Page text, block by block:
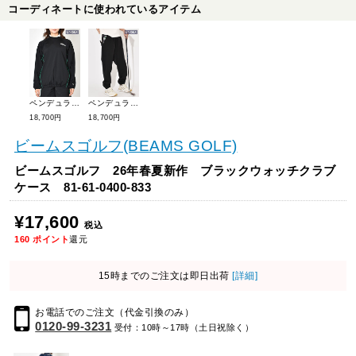
コーディネートに使われているアイテム
18,700円 18,700円
ビームスゴルフ(BEAMS GOLF)
ビームスゴルフ 26年春夏新作 ブラックウォッチクラブ
ケース 81-61-0400-833
¥17,600 税込
160 ポイント還元
15時までのご注文は即日出荷 [詳細]
お電話でのご注文（代金引換のみ）
0120-99-3231 受付：10時～17時（土日祝除く）